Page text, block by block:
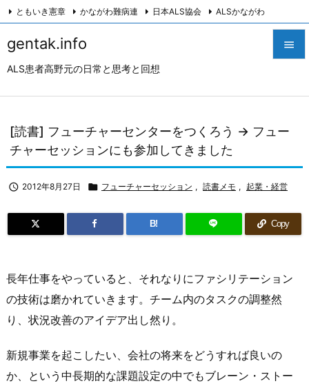
gentak.info
ALS患者高野元の日常と思考と回想


次へ

検索
ともいき憲章 かながわ難病連 日本ALS協会 ALSかながわ
[読書] フューチャーセンターをつくろう → フュー
チャーセッションにも参加してきました
 2012年8月27日  フューチャーセッション , 読書メモ , 起業・経営
B! Copy
長年仕事をやっていると、それなりにファシリテーション
の技術は磨かれていきます。チーム内のタスクの調整然
り、状況改善のアイデア出し然り。
新規事業を起こしたい、会社の将来をどうすれば良いの
か、という中長期的な課題設定の中でもブレーン・ストー